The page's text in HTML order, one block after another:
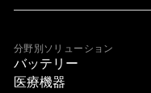
分野別ソリューション
バッテリー
医療機器